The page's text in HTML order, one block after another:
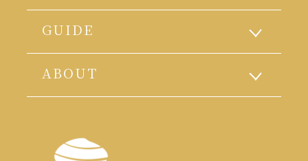
GUIDE
ABOUT